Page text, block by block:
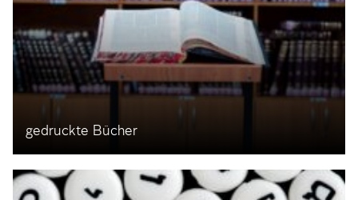
gedruckte Bücher